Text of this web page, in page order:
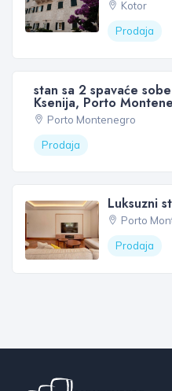
Kotor
Prodaja
stan sa 2 spavaće
Ksenija, Porto
Porto Montenegro
Prodaja
Luksuzni
Porto
Prodaja